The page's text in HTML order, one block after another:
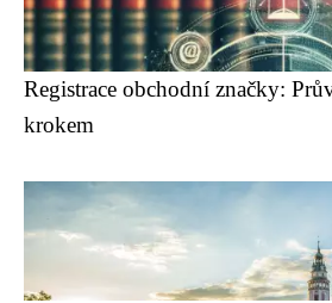
Registrace obchodní značky:
krokem